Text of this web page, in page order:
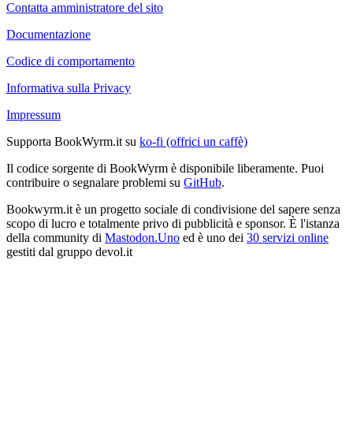
Contatta amministratore del sito
Documentazione
Codice di comportamento
Informativa sulla Privacy
Impressum
Supporta BookWyrm.it su ko-fi (offrici un caffè)
Il codice sorgente di BookWyrm è disponibile liberamente. Puoi
contribuire o segnalare problemi su GitHub.
Bookwyrm.it è un progetto sociale di condivisione del sapere senza
scopo di lucro e totalmente privo di pubblicità e sponsor. È l'istanza
della community di Mastodon.Uno ed è uno dei 30 servizi online
gestiti dal gruppo devol.it